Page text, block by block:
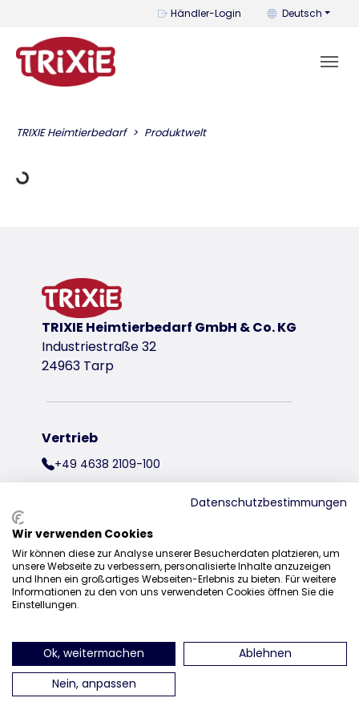
Händler-Login Mit diesem
Deutsch
TRIXIE Heimtierbedarf Produktwelt
TRIXIE Heimtierbedarf GmbH & Co. KG
Industriestraße 32
24963 Tarp
Vertrieb
+49 4638 2109-100
finden Sie uns auf Instagram
finden Sie uns auf Facebook
finden Sie uns auf Pinterest
finden Sie uns auf
finden Sie uns
finden Sie
Datenschutzbestimmungen
Wir verwenden Cookies
Wir können diese zur Analyse unserer Besucherdaten platzieren, um
unsere Webseite zu verbessern, personalisierte Inhalte anzuzeigen
und Ihnen ein großartiges Webseiten-Erlebnis zu bieten. Für weitere
Informationen zu den von uns verwendeten Cookies öffnen Sie die
Einstellungen.
Ok, weitermachen
Ablehnen
Nein, anpassen